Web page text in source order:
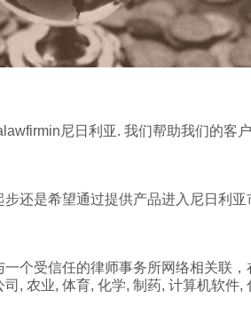
尼日利亚. 我们帮助我们的客
步还是希望通过提供产品进入尼日利
一个受信任的律师事务所网络相关联
司, 农业, 体育, 化学, 制药, 计算机软件,